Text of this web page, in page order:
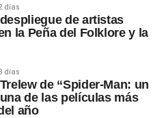
días
de artistas
la Peña del Folklore y la
días
de “Spider-Man: un
de las películas más
año